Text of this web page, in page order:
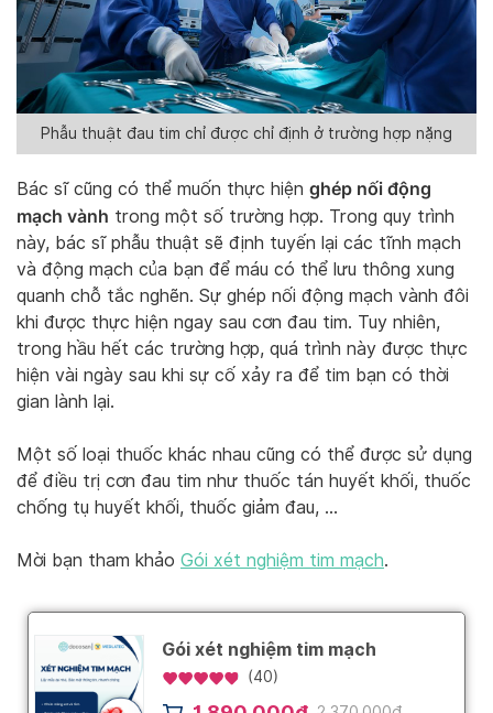
Phẫu thuật đau tim chỉ được chỉ định ở trường hợp nặng
Bác sĩ cũng có thể muốn thực hiện ghép nối động
mạch vành trong một số trường hợp. Trong quy trình
này, bác sĩ phẫu thuật sẽ định tuyến lại các tĩnh mạch
và động mạch của bạn để máu có thể lưu thông xung
quanh chỗ tắc nghẽn. Sự ghép nối động mạch vành đôi
khi được thực hiện ngay sau cơn đau tim. Tuy nhiên,
trong hầu hết các trường hợp, quá trình này được thực
hiện vài ngày sau khi sự cố xảy ra để tim bạn có thời
gian lành lại.
Một số loại thuốc khác nhau cũng có thể được sử dụng
để điều trị cơn đau tim như thuốc tán huyết khối, thuốc
chống tụ huyết khối, thuốc giảm đau, …
Mời bạn tham khảo Gói xét nghiệm tim mạch.